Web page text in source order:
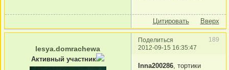
Цитировать Вверх
Поделиться
189
2012-09-15 16:35:47
lesya.domrachewa
Активный участник
Inna200286 , тортики